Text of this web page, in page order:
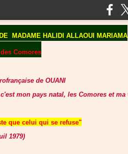
MADAME HALIDI ALLAOUI MARIAMA
Comores
de OUANI
mon pays natal, les Comores et
que celui qui se refuse"
1979)